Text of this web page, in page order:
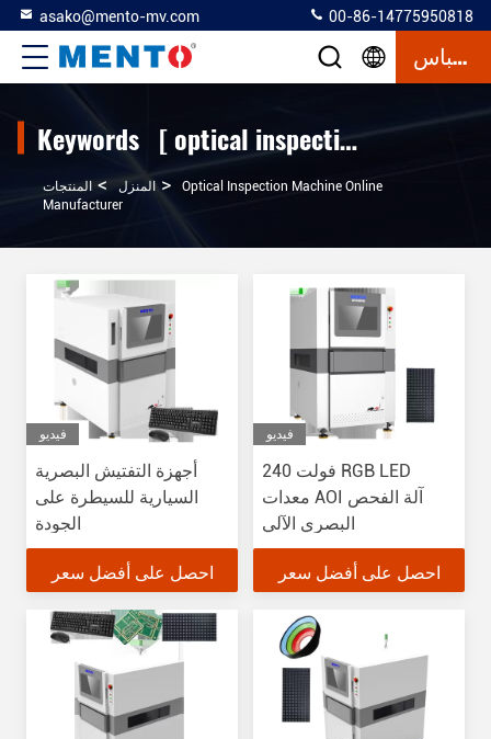
asako@mento-mv.com 00-86-14775950818
إقتباس
Keywords [ optical inspection machine ] Match 120 المنتجات
المنزل > المنتجات >
Optical Inspection Machine Online
Manufacturer
فيديو
أجهزة التفتيش البصرية
السيارية للسيطرة على
الجودة
احصل على أفضل سعر
فيديو
240 فولت RGB LED
معدات AOI آلة الفحص
البصري الآلي
احصل على أفضل سعر